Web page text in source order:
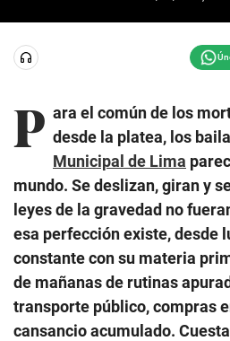
P ara el común de los
desde la platea, los
Municipal de Lima
mundo. Se deslizan, giran y
leyes de la gravedad no
esa perfección existe, desde
constante con su materia
de mañanas de rutinas
transporte público, compras
cansancio acumulado.